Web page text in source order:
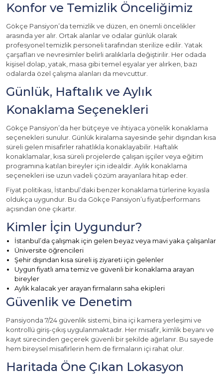
Konfor ve Temizlik Önceliğimiz
Gökçe Pansiyon’da temizlik ve düzen, en önemli öncelikler
arasında yer alır. Ortak alanlar ve odalar günlük olarak
profesyonel temizlik personeli tarafından sterilize edilir. Yatak
çarşafları ve nevresimler belirli aralıklarla değiştirilir. Her odada
kişisel dolap, yatak, masa gibi temel eşyalar yer alırken, bazı
odalarda özel çalışma alanları da mevcuttur.
Günlük, Haftalık ve Aylık
Konaklama Seçenekleri
Gökçe Pansiyon’da her bütçeye ve ihtiyaca yönelik konaklama
seçenekleri sunulur. Günlük kiralama sayesinde şehir dışından kısa
süreli gelen misafirler rahatlıkla konaklayabilir. Haftalık
konaklamalar, kısa süreli projelerde çalışan işçiler veya eğitim
programına katılan bireyler için idealdir. Aylık konaklama
seçenekleri ise uzun vadeli çözüm arayanlara hitap eder.
Fiyat politikası, İstanbul’daki benzer konaklama türlerine kıyasla
oldukça uygundur. Bu da Gökçe Pansiyon’u fiyat/performans
açısından öne çıkartır.
Kimler İçin Uygundur?
İstanbul’da çalışmak için gelen beyaz veya mavi yaka çalışanlar
Üniversite öğrencileri
Şehir dışından kısa süreli iş ziyareti için gelenler
Uygun fiyatlı ama temiz ve güvenli bir konaklama arayan
bireyler
Aylık kalacak yer arayan firmaların saha ekipleri
Güvenlik ve Denetim
Pansiyonda 7/24 güvenlik sistemi, bina içi kamera yerleşimi ve
kontrollü giriş-çıkış uygulanmaktadır. Her misafir, kimlik beyanı ve
kayıt sürecinden geçerek güvenli bir şekilde ağırlanır. Bu sayede
hem bireysel misafirlerin hem de firmaların içi rahat olur.
Haritada Öne Çıkan Lokasyon